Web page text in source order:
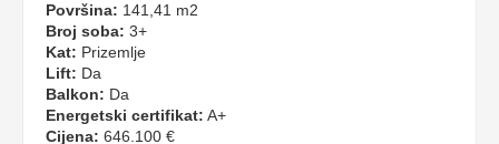
Površina: 141,41 m2
Broj soba: 3+
Kat: Prizemlje
Lift: Da
Balkon: Da
Energetski certifikat: A+
Cijena: 646.100 €